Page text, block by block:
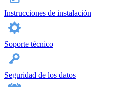
Instrucciones de instalación
Soporte técnico
Seguridad de los datos